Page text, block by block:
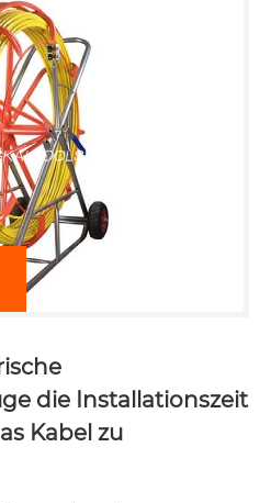
die Installationszeit
Kabel zu